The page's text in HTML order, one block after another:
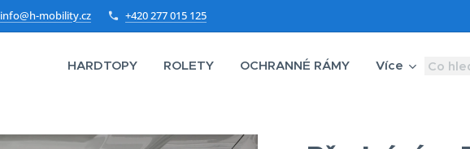
info@h-mobility.cz +420 277 015 125
HARDTOPY ROLETY OCHRANNÉ RÁMY Více